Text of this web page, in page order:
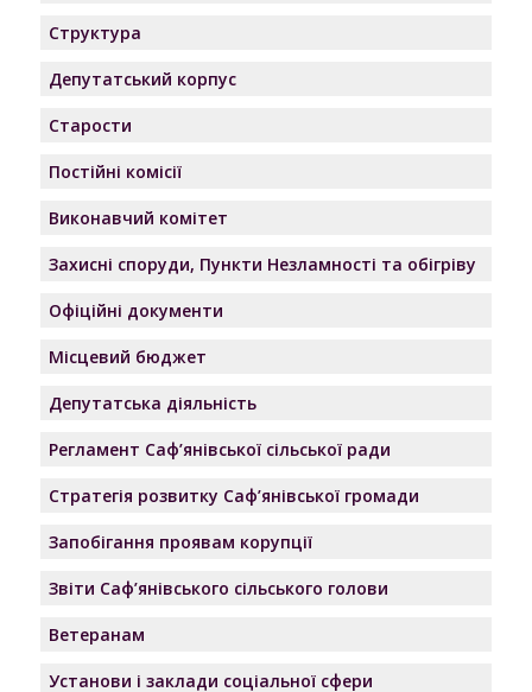
Структура
Депутатський корпус
Старости
Постійні комісії
Виконавчий комітет
Захисні споруди, Пункти Незламності та обігріву
Офіційні документи
Місцевий бюджет
Депутатська діяльність
Регламент Саф’янівської сільської ради
Стратегія розвитку Саф’янівської громади
Запобігання проявам корупції
Звіти Саф’янівського сільського голови
Ветеранам
Установи і заклади соціальної сфери